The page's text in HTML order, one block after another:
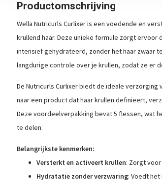
Productomschrijving
Wella Nutricurls Curlixer is een voedende en
krullend haar. Deze unieke formule zorgt
intensief gehydrateerd, zonder het haar zwaar
langdurige controle over je krullen, zodat ze er
De Nutricurls Curlixer biedt de ideale
naar een product dat haar krullen definieert,
Deze voordeelverpakking bevat 5 flessen, wat
te delen.
Belangrijkste kenmerken:
Versterkt en activeert krullen: Zorgt
Hydratatie zonder verzwaring: Voedt het